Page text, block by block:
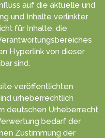
auf die aktuelle und
und Inhalte verlinkter
für Inhalte, die
sind.
veröffentlichten
urheber­rechtlich
bedarf der
der